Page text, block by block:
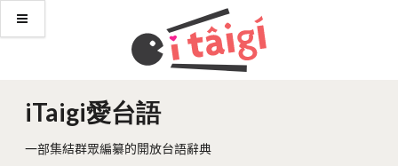
iTaigi愛台語
一部集結群眾編纂的開放台語辭典